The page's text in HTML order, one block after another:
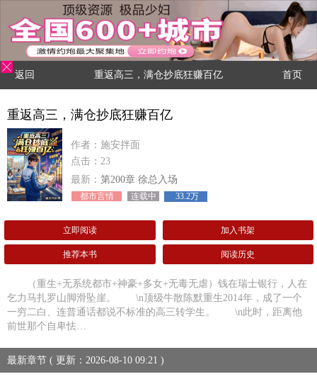
返回 重返高三，满仓抄底狂赚百亿 首页
重返高三，满仓抄底狂赚百亿
作者：施安拌面
点击：23
最新： 第200章 徐总入场
都市言情 连载中 33.2万
立即阅读 加入书架
推荐本书 阅读历史
（重生+无系统都市+神豪+多女+无毒无虐）钱在瑞士银行，人在
乞力马扎罗山脚滑坠崖。 \n顶级牛散陈默重生2014年，成了一个
一穷二白、连普通话都说不标准的高三转学生。 \n此时，距离他
前世那个自卑怯…
最新章节 ( 更新：2026-08-10 09:21 )